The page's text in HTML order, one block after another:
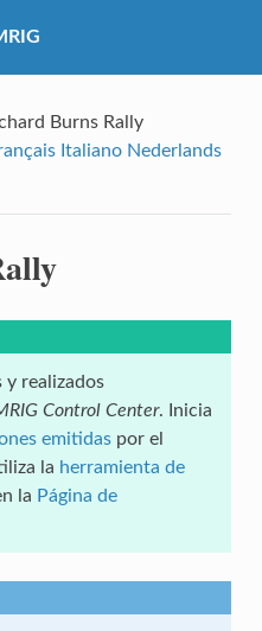
Burns Rally
Italiano Nederlands
y realizados
Control Center. Inicia
emitidaspor el
la herramienta de
la Página de